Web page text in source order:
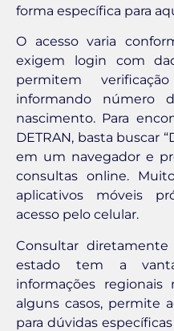
forma específica para
O acesso varia
exigem login com
permitem
informando número
nascimento. Para
DETRAN, basta buscar
em um navegador e
consultas online.
aplicativos móveis
acesso pelo celular.
Consultar
estado tem a
informações
alguns casos, permite
para dúvidas